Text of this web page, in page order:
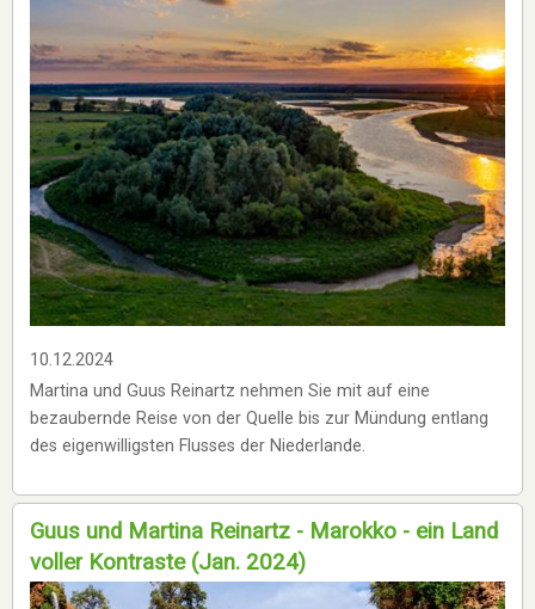
10.12.2024
Martina und Guus Reinartz nehmen Sie mit auf eine
bezaubernde Reise von der Quelle bis zur Mündung entlang
des eigenwilligsten Flusses der Niederlande.
Guus und Martina Reinartz - Marokko - ein Land
voller Kontraste (Jan. 2024)